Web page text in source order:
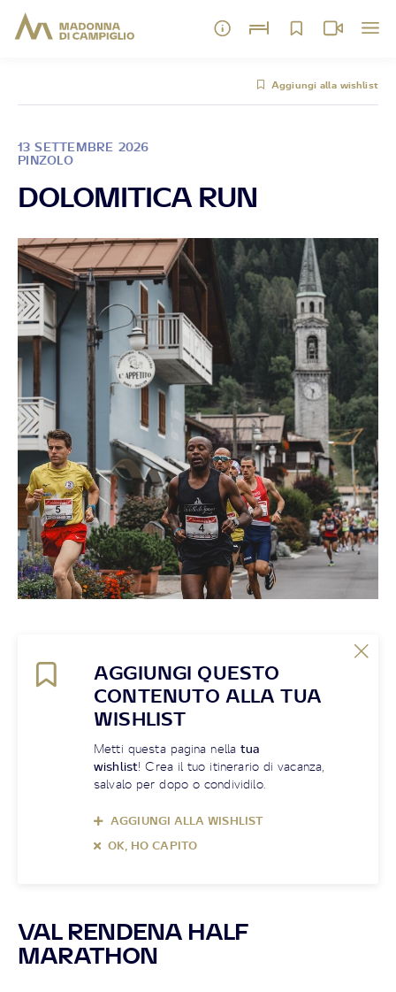
Aggiungi alla wishlist
13 SETTEMBRE 2026
PINZOLO
DOLOMITICA RUN
AGGIUNGI QUESTO
CONTENUTO ALLA TUA
WISHLIST
Metti questa pagina nellatua
wishlist! Crea il tuo itinerario di vacanza,
salvalo per dopo o condividilo.
AGGIUNGI ALLA WISHLIST
OK, HO CAPITO
VAL RENDENA HALF
MARATHON